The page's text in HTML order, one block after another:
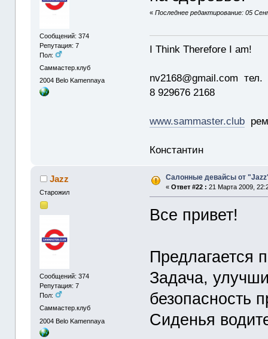
Сообщений: 374
Репутация: 7
Пол:
Саммастер.клуб
2004 Belo Kamennaya
«Последнее редактирование: 05
I Think Therefore I am!
nv2168@gmail.com тел.
8 929676 2168
www.sammaster.club
Константин
Jazz
Старожил
Сообщений: 374
Репутация: 7
Пол:
Саммастер.клуб
2004 Belo Kamennaya
Салонные девайсы от
«Ответ #22 : 21 Марта 2009,
Все привет!
Предлагается
Задача,
безопасность
Сиденья